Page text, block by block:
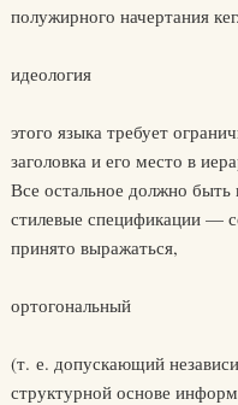
полужирного начертания
идеология
этого языка требует
заголовка и его место в
Все остальное должно
стилевые спецификации —
принято выражаться,
ортогональный
(т. е. допускающий
структурной основе